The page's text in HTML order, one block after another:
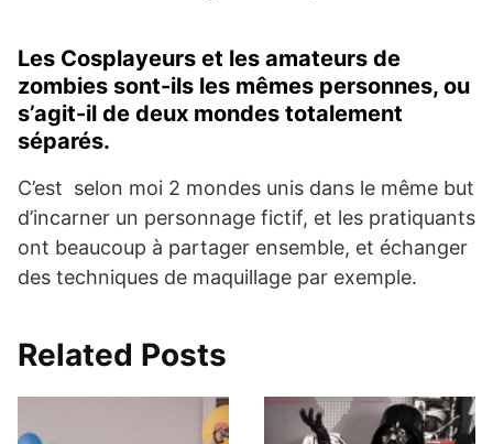
Les Cosplayeurs et les amateurs de
zombies sont-ils les mêmes personnes, ou
s’agit-il de deux mondes totalement
séparés.
C’est selon moi 2 mondes unis dans le même but
d’incarner un personnage fictif, et les pratiquants
ont beaucoup à partager ensemble, et échanger
des techniques de maquillage par exemple.
Related Posts